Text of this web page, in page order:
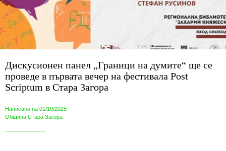
Дискусионен панел „Граници на думите“ ще се
проведе в първата вечер на фестивала Post
Scriptum в Стара Загора
Написано на 01/10/2025
Община Стара Загора